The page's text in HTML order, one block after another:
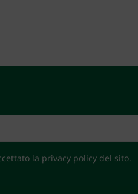
la privacy policydel sito.